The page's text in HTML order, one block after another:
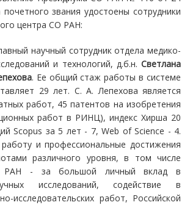
звания удостоены сотрудники
центра СО РАН:
научный сотрудник отдела медико-
и технологий, д.б.н. Светлана
. Ее общий стаж работы в системе
29 лет. С. А. Лепехова является
работ, 45 патентов на изобретения
работ в РИНЦ), индекс Хирша 20
Scopus за 5 лет - 7, Web of Science - 4.
и профессиональные достижения
различного уровня, в том числе
РАН - за большой личный вклад в
исследований, содействие в
исследовательских работ, Российской